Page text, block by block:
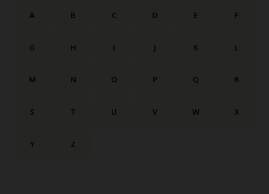
A B C D E F
G H I J K L
M N O P Q R
S T U V W X
Y Z